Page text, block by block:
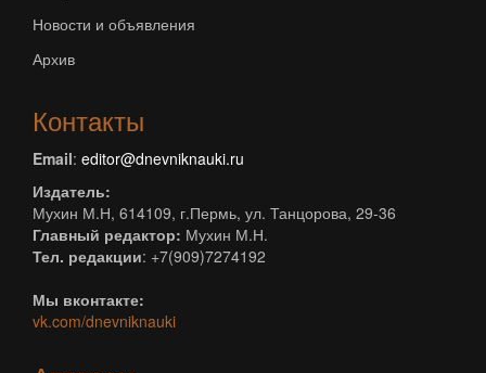
Новости и объявления
Архив
Контакты
Email: editor@dnevniknauki.ru
Издатель:
Мухин М.Н, 614109, г.Пермь, ул. Танцорова, 29-36
Главный редактор: Мухин М.Н.
Тел. редакции: +7(909)7274192
Мы вконтакте:
vk.com/dnevniknauki